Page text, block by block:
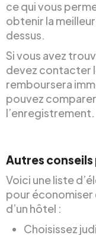
ce qui vous
obtenir la
dessus.
Si vous avez
devez contacter
remboursera
pouvez comparer
l’enregistrement.
Autres conseils
Voici une liste
pour économiser
d’un hôtel :
Choisissez